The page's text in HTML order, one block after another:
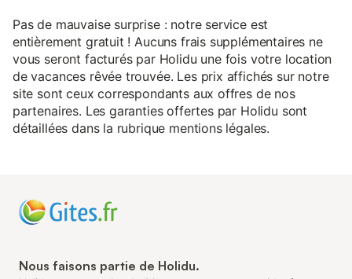
Pas de mauvaise surprise : notre service est
entièrement gratuit ! Aucuns frais supplémentaires ne
vous seront facturés par Holidu une fois votre location
de vacances rêvée trouvée. Les prix affichés sur notre
site sont ceux correspondants aux offres de nos
partenaires. Les garanties offertes par Holidu sont
détaillées dans la rubrique mentions légales.
Nous faisons partie de Holidu.